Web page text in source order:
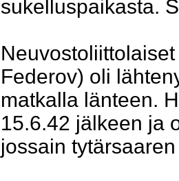
sukelluspaikasta.
Federov) oli
matkalla länteen.
15.6.42 jälkeen ja
jossain